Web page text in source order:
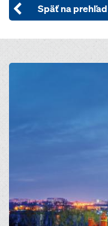
Späť na prehľad
Open